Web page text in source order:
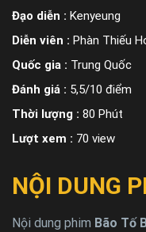
Đạo diễn : Kenyeung
Diễn viên : Phàn Thiếu
Quốc gia : Trung Quốc
Đánh giá : 5,5/10 điểm
Thời lượng : 80 Phút
Lượt xem : 70 view
NỘI DUNG
Nội dung phim Bão Tố